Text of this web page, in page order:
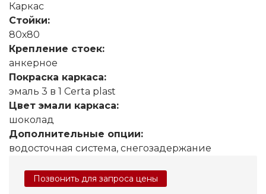
Каркас
Стойки:
80х80
Крепление стоек:
анкерное
Покраска каркаса:
эмаль 3 в 1 Certa plast
Цвет эмали каркаса:
шоколад
Дополнительные опции:
водосточная система, снегозадержание
Позвонить для запроса цены